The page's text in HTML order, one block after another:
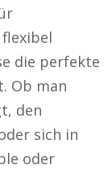
die perfekte
Ob man
den
sich in
oder